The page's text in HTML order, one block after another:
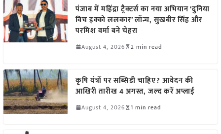
पंजाब में महिंद्रा ट्रैक्टर्स का नया अभियान ‘दुनिया
विच इक्को ललकार’ लॉन्च, सुखबीर सिंह और
परमिश वर्मा बने चेहरा
August 4, 2026 2 min read
कृषि यंत्रों पर सब्सिडी चाहिए? आवेदन की
आखिरी तारीख 4 अगस्त, जल्द करें अप्लाई
August 4, 2026 1 min read